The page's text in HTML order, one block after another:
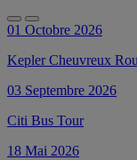
01 Octobre 2026
Kepler Cheuvreux
03 Septembre 2026
Citi Bus Tour
18 Mai 2026